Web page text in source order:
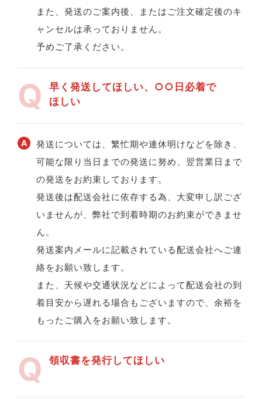
また、発送のご案内後、またはご注文確定後のキ
ャンセルは承っておりません。
予めご了承ください。
早く発送してほしい、○○日必着で
ほしい
発送については、繁忙期や連休明けなどを除き、
可能な限り当日までの発送に努め、翌営業日まで
の発送をお約束しております。
発送後は配送会社に依存する為、大変申し訳ござ
いませんが、弊社で到着時期のお約束ができませ
ん。
発送案内メールに記載されている配送会社へご連
絡をお願い致します。
また、天候や交通状況などによって配送会社の到
着目安から遅れる場合もございますので、余裕を
もったご購入をお願い致します。
領収書を発行してほしい